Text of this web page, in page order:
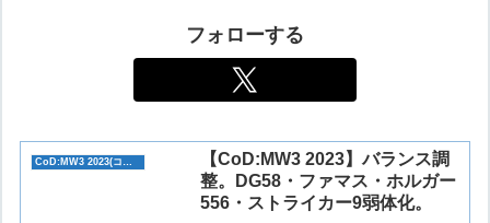
フォローする
CoD:MW3 2023(コール オブ デューティ モダン・ウォーフェア3)
【CoD:MW3 2023】バランス調
整。DG58・ファマス・ホルガー
556・ストライカー9弱体化。